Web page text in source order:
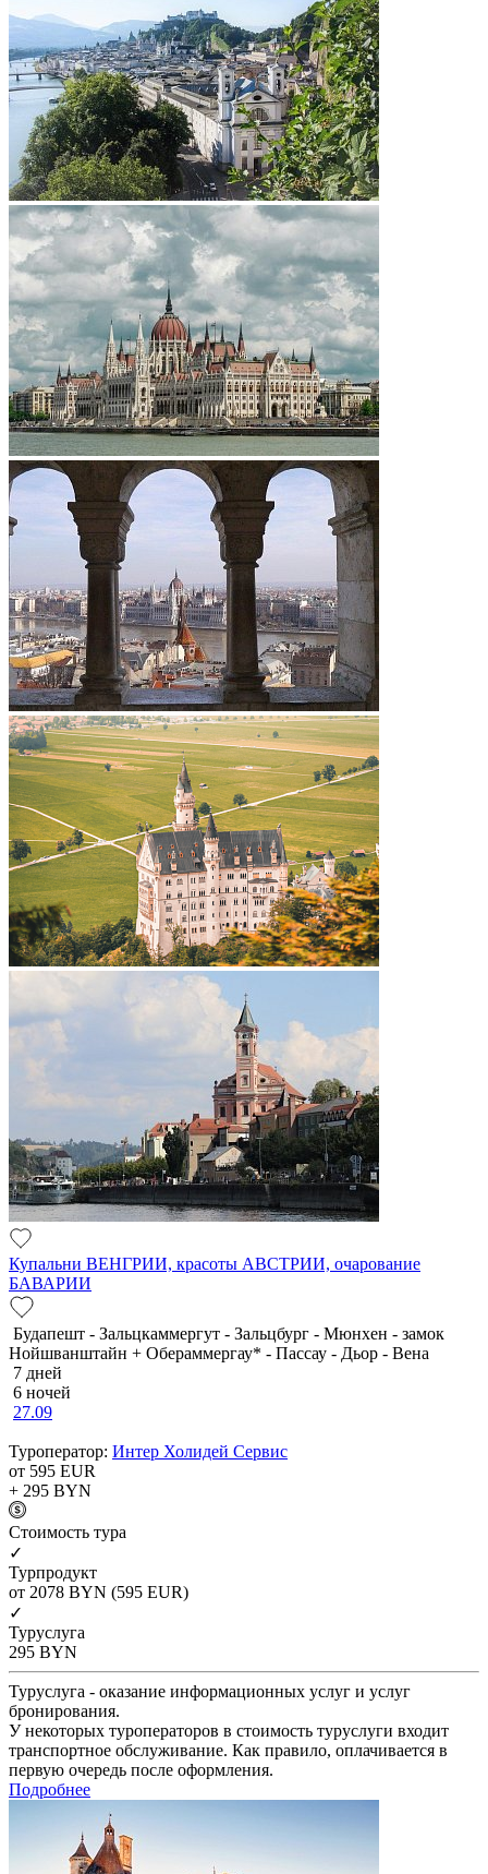
Купальни ВЕНГРИИ, красоты АВСТРИИ, очарование
БАВАРИИ
Будапешт - Зальцкаммергут - Зальцбург - Мюнхен - замок
Нойшванштайн + Обераммергау* - Пассау - Дьор - Вена
7 дней
6 ночей
27.09
Туроператор: Интер Холидей Сервис
от 595 EUR
+ 295 BYN
Cтоимость тура
✓
Турпродукт
от 2078 BYN (595 EUR)
✓
Туруслуга
295 BYN
Туруслуга - оказание информационных услуг и услуг
бронирования.
У некоторых туроператоров в стоимость туруслуги входит
транспортное обслуживание. Как правило, оплачивается в
первую очередь после оформления.
Подробнее